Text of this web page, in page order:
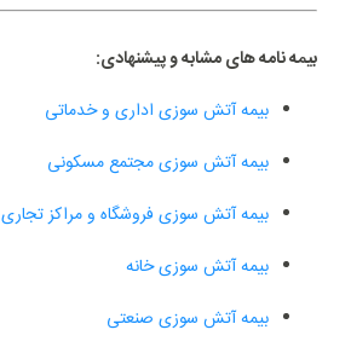
بیمه نامه های مشابه و پیشنهادی:
بیمه آتش سوزی اداری و خدماتی
بیمه آتش سوزی مجتمع مسکونی
بیمه آتش سوزی فروشگاه و مراکز تجاری
بیمه آتش سوزی خانه
بیمه آتش سوزی صنعتی